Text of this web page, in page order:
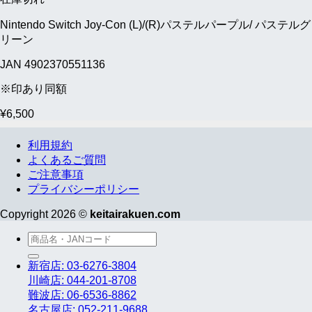
Nintendo Switch Joy-Con (L)/(R)パステルパープル/ パステルグ
リーン
JAN 4902370551136
※印あり同額
¥6,500
利用規約
よくあるご質問
ご注意事項
プライバシーポリシー
Copyright 2026 © keitairakuen.com
検
索
対
象:
新宿店: 03-6276-3804
川崎店: 044-201-8708
難波店: 06-6536-8862